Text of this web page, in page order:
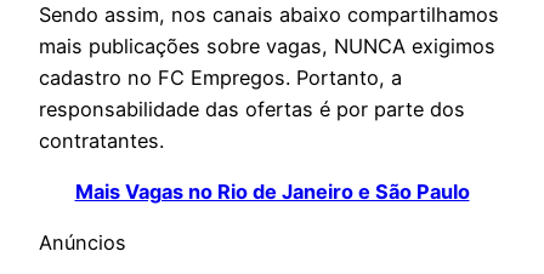
Sendo assim, nos canais abaixo compartilhamos
mais publicações sobre vagas, NUNCA exigimos
cadastro no FC Empregos. Portanto, a
responsabilidade das ofertas é por parte dos
contratantes.
Mais Vagas no Rio de Janeiro e São Paulo
Anúncios